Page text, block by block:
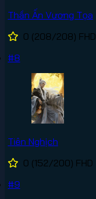
Thần Ấn Vương Tọa
0 (208/208) FHD
#8
Tiên Nghịch
0 (152/200) FHD
#9